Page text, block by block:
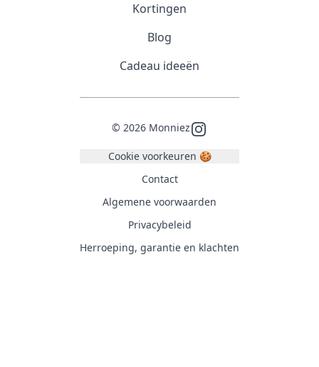
Kortingen
Blog
Cadeau ideeën
© 2026 MonniezInstagram
Cookie voorkeuren 🍪
Contact
Algemene voorwaarden
Privacybeleid
Herroeping, garantie en klachten